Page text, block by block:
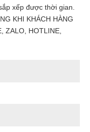
xếp được thời gian.
KHI KHÁCH HÀNG
ZALO, HOTLINE,